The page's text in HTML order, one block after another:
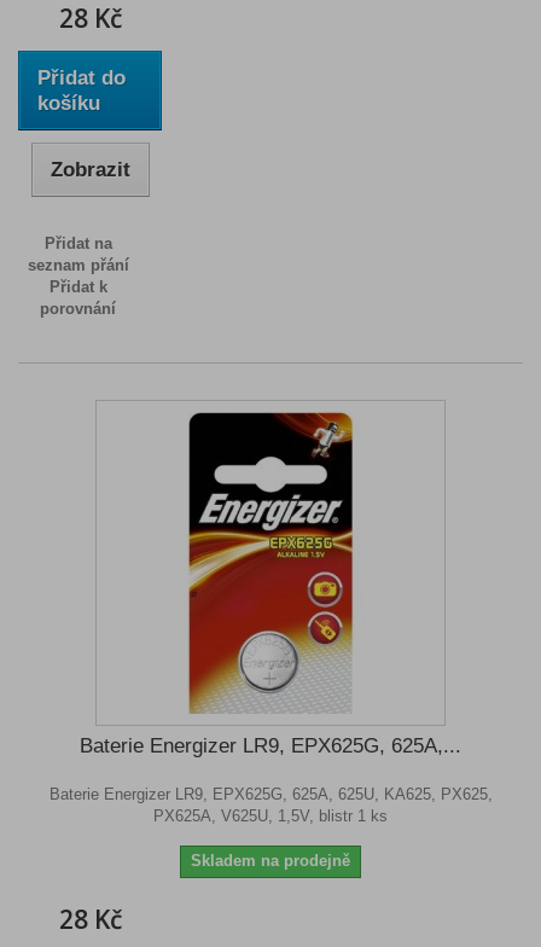
28 Kč
Přidat do
košíku
Zobrazit
Přidat na
seznam přání
Přidat k
porovnání
Baterie Energizer LR9, EPX625G, 625A,...
Baterie Energizer LR9, EPX625G, 625A, 625U, KA625, PX625,
PX625A, V625U, 1,5V, blistr 1 ks
Skladem na prodejně
28 Kč